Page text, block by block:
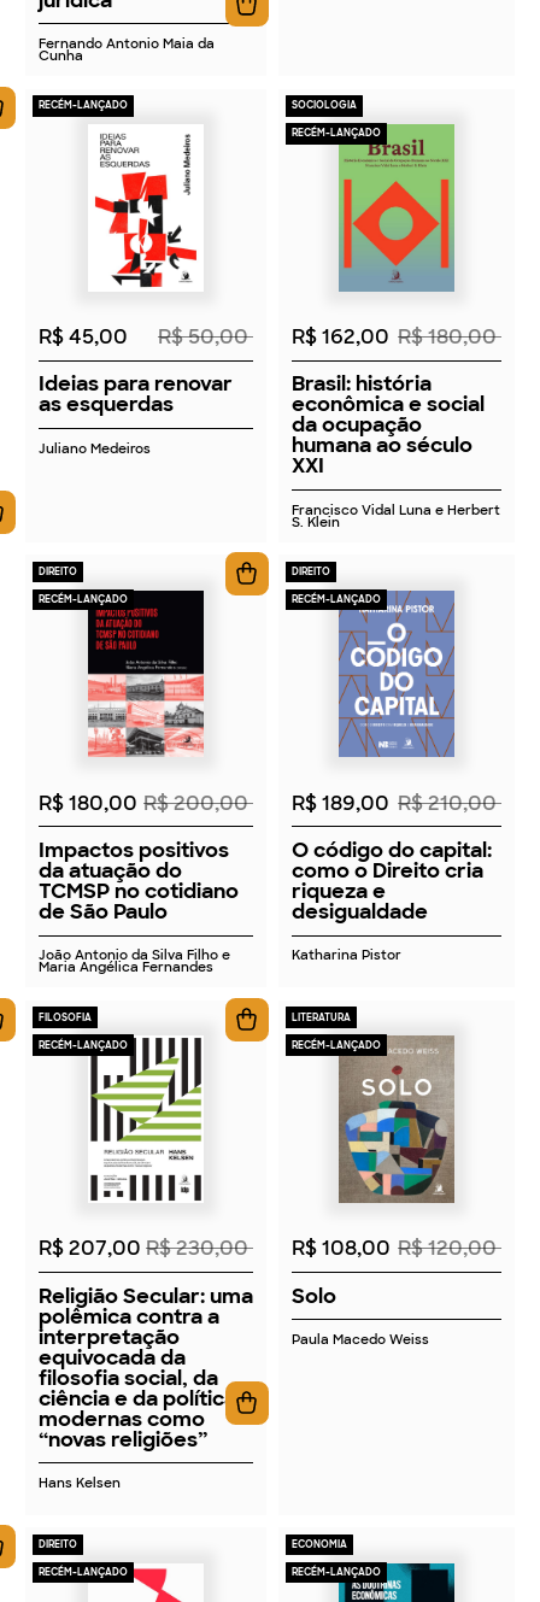
Fernando Antonio Maia da
Cunha
RECÉM-LANÇADO
2026
R$ 45,00
R$ 50,00
Ideias para renovar
as esquerdas
Juliano Medeiros
SOCIOLOGIA
RECÉM-LANÇADO
2026
R$ 162,00 R$ 180,00
Brasil: história
econômica e social
da ocupação
humana ao século
XXI
Francisco Vidal Luna e Herbert
S. Klein
DIREITO
RECÉM-LANÇADO
2026
R$ 180,00 R$ 200,00
Impactos positivos
da atuação do
TCMSP no cotidiano
de São Paulo
João Antonio da Silva Filho e
Maria Angélica Fernandes
DIREITO
RECÉM-LANÇADO
2026
R$ 189,00 R$ 210,00
O código do capital:
como o Direito cria
riqueza e
desigualdade
Katharina Pistor
FILOSOFIA
RECÉM-LANÇADO
2026
R$ 207,00 R$ 230,00
Religião Secular: uma
polêmica contra a
interpretação
equivocada da
filosofia social, da
ciência e da política
modernas como
“novas religiões”
Hans Kelsen
LITERATURA
RECÉM-LANÇADO
2026
R$ 108,00 R$ 120,00
Solo
Paula Macedo Weiss
DIREITO
RECÉM-LANÇADO
ECONOMIA
RECÉM-LANÇADO